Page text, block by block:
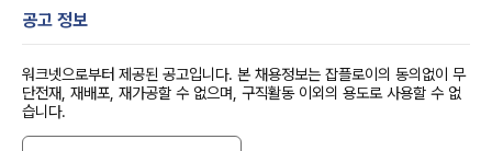
공고 정보
워크넷으로부터 제공된 공고입니다. 본 채용정보는 잡플로이의 동의없이 무
단전재, 재배포, 재가공할 수 없으며, 구직활동 이외의 용도로 사용할 수 없
습니다.